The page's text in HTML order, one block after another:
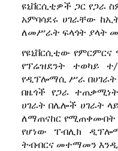
ዩኒቨርሲቲዎች ጋር የጋራ
አምባሳደሩ ሀገራቸው
ለመሥራት ፍላጎት ያላት
የዩኒቨርሲቲው የምርምርና
የፕሬዝደንት ተወካይ
የዲፕሎማሲ ሥራ በሀገራት
በዜጎች የጋራ
ሀገራት በሌሎች ሀገራት
ለማጠናከር የሚጠቀሙበት
የሆነው ፐብሊክ
ትብብርና መተማመን